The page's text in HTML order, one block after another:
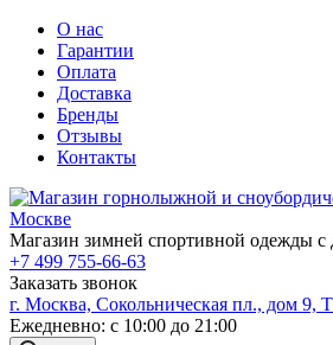
О нас
Гарантии
Оплата
Доставка
Бренды
Отзывы
Контакты
Магазин зимней спортивной одежды с
+7 499 755-66-63
Заказать звонок
г. Москва, Сокольническая пл., дом 9,
Ежедневно: с 10:00 до 21:00